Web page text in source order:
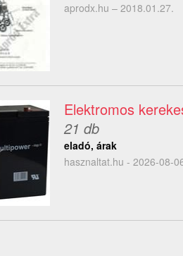
aprodx.hu – 2018.01.27.
Elektromos
21 db
eladó, árak
hasznaltat.hu - 2026-08-